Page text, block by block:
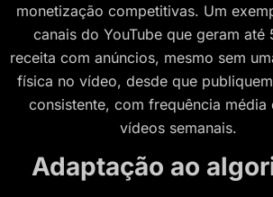
monetização competitivas. Um
canais do YouTube que geram até
receita com anúncios, mesmo sem
física no vídeo, desde que
consistente, com frequência média
vídeos semanais.
Adaptação ao